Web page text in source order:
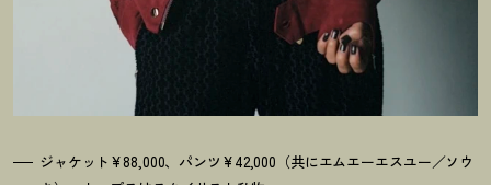
ジャケット¥88,000、パンツ¥42,000（共にエムエーエスユー／ソウ